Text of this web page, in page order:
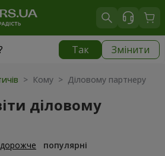
Так Змінити
|
> Кому > Діловому партнеру
діловому
дорожче популярні